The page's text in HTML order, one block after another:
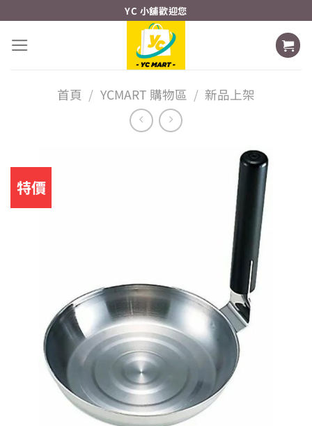
content
YC 小舖歡迎您
首頁 / YCMART 購物區 / 新品上架
特價